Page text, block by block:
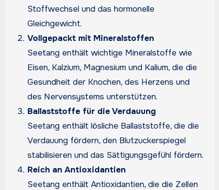
Stoffwechsel und das hormonelle
Gleichgewicht.
Vollgepackt mit Mineralstoffen
Seetang enthält wichtige Mineralstoffe wie
Eisen, Kalzium, Magnesium und Kalium, die die
Gesundheit der Knochen, des Herzens und
des Nervensystems unterstützen.
Ballaststoffe für die Verdauung
Seetang enthält lösliche Ballaststoffe, die die
Verdauung fördern, den Blutzuckerspiegel
stabilisieren und das Sättigungsgefühl fördern.
Reich an Antioxidantien
Seetang enthält Antioxidantien, die die Zellen